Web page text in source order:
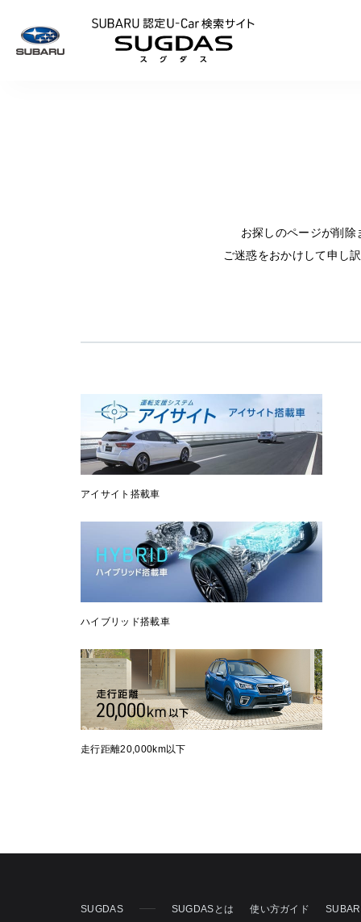
お探しのページが削
ご迷惑をおかけして申し
アイサイト搭載車
ハイブリッド搭載車
走行距離20,000km以下
SUGDAS SUGDASとは 使い方ガイド